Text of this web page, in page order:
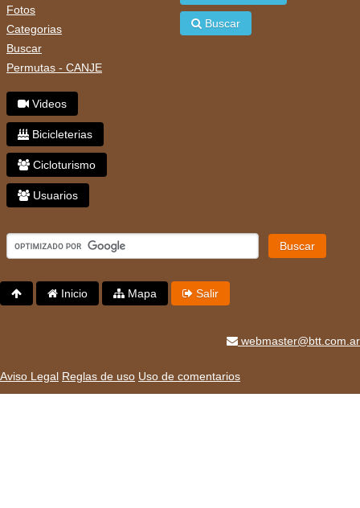
Fotos
Categorias
Buscar
Permutas - CANJE
Videos
Bicicleterias
Cicloturismo
Usuarios
Buscar
Buscar
Inicio Mapa Salir
webmaster@btt.com.ar
Aviso Legal Reglas de uso Uso de comentarios